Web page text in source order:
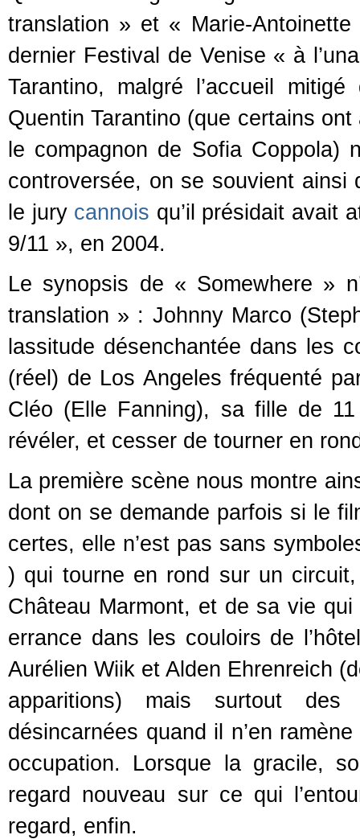
translation » et « Marie-
dernier Festival de Venise « à
Tarantino, malgré l’accueil
Quentin Tarantino (que certains
le compagnon de Sofia Coppola)
controversée, on se souvient ainsi
le jury cannois qu’il présidait avait
9/11 », en 2004.
Le synopsis de « Somewhere »
translation » : Johnny Marco
lassitude désenchantée dans les
(réel) de Los Angeles fréquenté
Cléo (Elle Fanning), sa fille de
révéler, et cesser de tourner en
La première scène nous montre
dont on se demande parfois si le
certes, elle n’est pas sans
) qui tourne en rond sur un
Château Marmont, et de sa vie qui
errance dans les couloirs de
Aurélien Wiik et Alden Ehrenreich
apparitions) mais surtout des
désincarnées quand il n’en
occupation. Lorsque la gracile,
regard nouveau sur ce qui
regard, enfin.